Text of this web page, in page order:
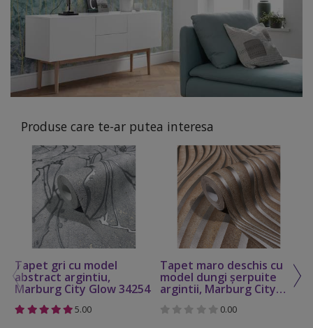
Produse care te-ar putea interesa
Tapet gri cu model
abstract argintiu,
Marburg City Glow 34254
5.00
Tapet maro deschis cu
model dungi şerpuite
argintii, Marburg City
Glow 34262
0.00